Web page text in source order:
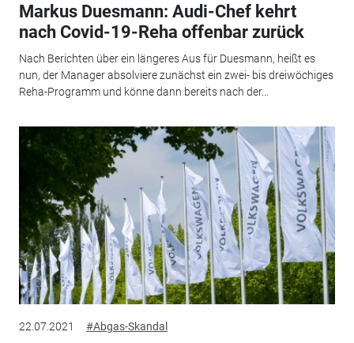
Markus Duesmann: Audi-Chef kehrt
nach Covid-19-Reha offenbar zurück
Nach Berichten über ein längeres Aus für Duesmann, heißt es
nun, der Manager absolviere zunächst ein zwei- bis dreiwöchiges
Reha-Programm und könne dann bereits nach der...
22.07.2021 #Abgas-Skandal